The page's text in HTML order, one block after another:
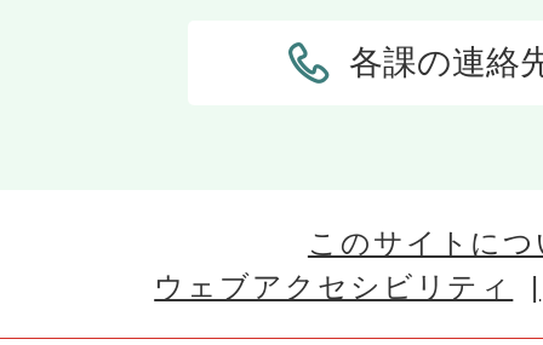
各課の連絡
このサイトに
ウェブアクセシビリティ